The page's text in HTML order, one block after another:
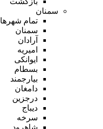
سمنان
تمام شهر‌ها
سمنان
آرادان
امیریه
ایوانکی
بسطام
بیارجمند
دامغان
درجزین
دیباج
سرخه
شاهرود